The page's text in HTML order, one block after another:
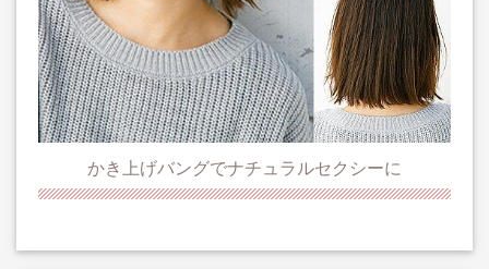
かき上げバングでナチュラルセクシーに